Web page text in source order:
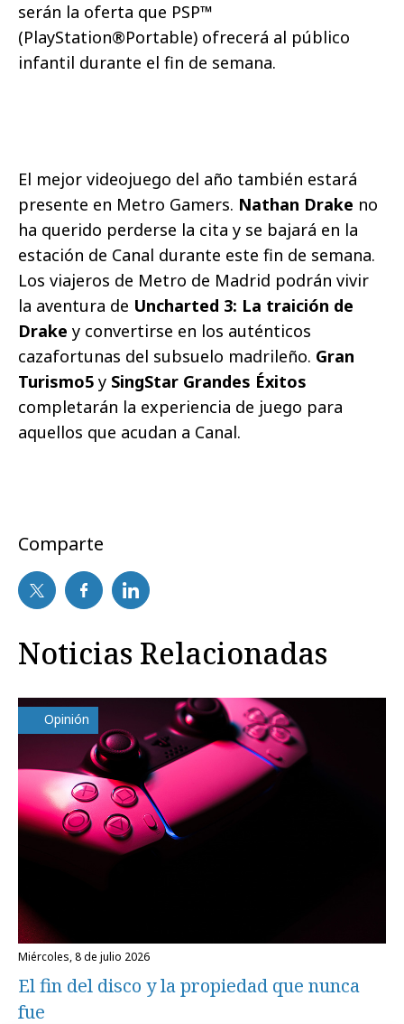
serán la oferta que PSP™
(PlayStation®Portable) ofrecerá al público
infantil durante el fin de semana.
El mejor videojuego del año también estará
presente en Metro Gamers. Nathan Drake no
ha querido perderse la cita y se bajará en la
estación de Canal durante este fin de semana.
Los viajeros de Metro de Madrid podrán vivir
la aventura de Uncharted 3: La traición de
Drake y convertirse en los auténticos
cazafortunas del subsuelo madrileño. Gran
Turismo5 y SingStar Grandes Éxitos
completarán la experiencia de juego para
aquellos que acudan a Canal.
Comparte
Noticias Relacionadas
Opinión
miércoles, 8 de julio 2026
El fin del disco y la propiedad que nunca
fue